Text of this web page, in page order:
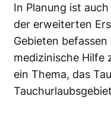
In Planung ist
der erweiterten
Gebieten
medizinische Hilfe
ein Thema, das